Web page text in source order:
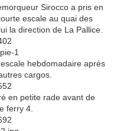
Sirocco a pris en
escale au quai des
la direction de La Pallice.
hebdomadaire après
cargos.
en petite rade avant de
ferry 4.